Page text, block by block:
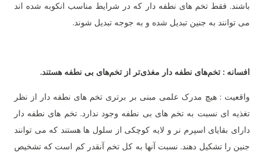
باشند. فقط تخم های نطفه دار که در شرایط مناسب انکوبه شده اند
می توانند به جنین تبدیل شده و به جوجه تبدیل شوند.
افسانه : تخم‌های نطفه دار مغذی‌تر از تخم‌های بی نطفه هستند.
واقعیت : هیچ مدرک علمی مبنی بر برتری تخم های نطفه دار از نظر
تغذیه ای نسبت به تخم های بی نطفه وجود ندارد. تخم های نطفه دار
دارای بقایای اسپرم نر و لایه کوچکی از سلول ها هستند که می توانند
جنین را تشکیل دهند. نسبت آنها به کل تخم آنقدر کم است که تشخیص